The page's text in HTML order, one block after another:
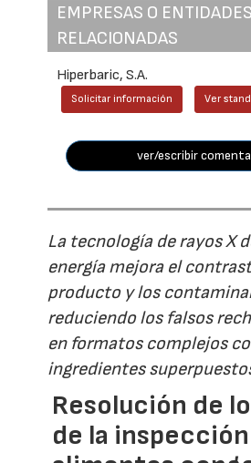
EMPRESAS O ENTIDADES
RELACIONADAS
Hiperbaric, S.A.
Solicitar información Ver
ver/escribir
La tecnología de rayos X
energía mejora el
producto y los
reduciendo los falsos
en formatos complejos
ingredientes
Resolución de
de la